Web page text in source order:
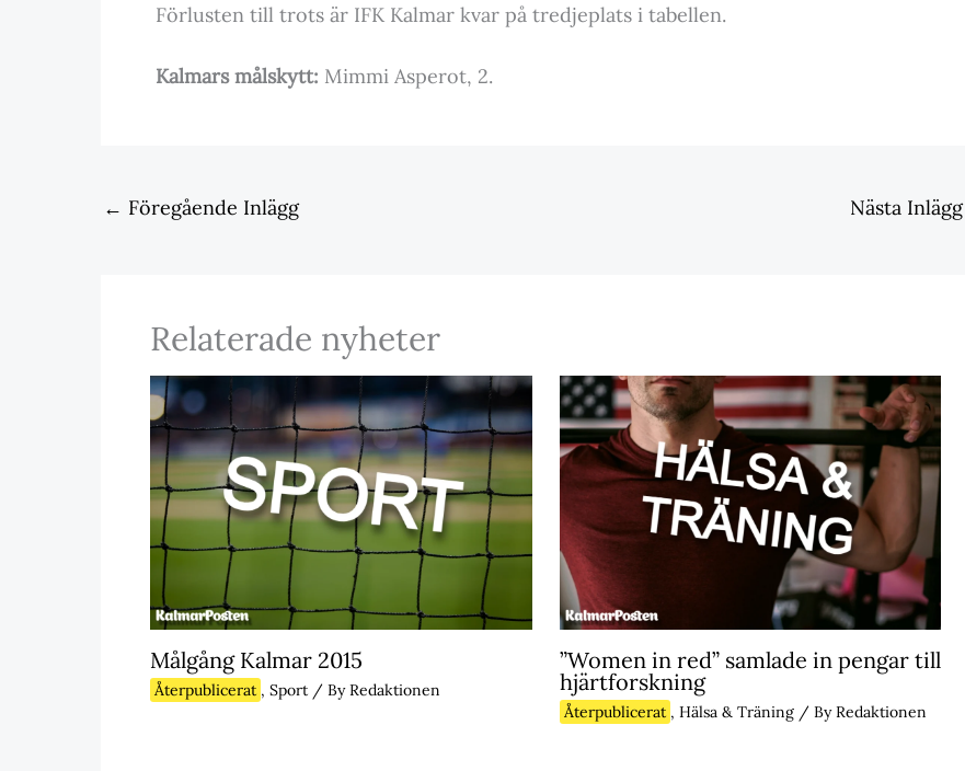
Förlusten till trots är IFK Kalmar kvar på tredjeplats i tabellen.
Kalmars målskytt: Mimmi Asperot, 2.
← Föregående Inlägg Nästa Inlägg
Relaterade nyheter
Målgång Kalmar 2015
Återpublicerat , Sport / ByRedaktionen
”Women in red” samlade in pengar till
hjärtforskning
Återpublicerat , Hälsa & Träning/ ByRedaktionen